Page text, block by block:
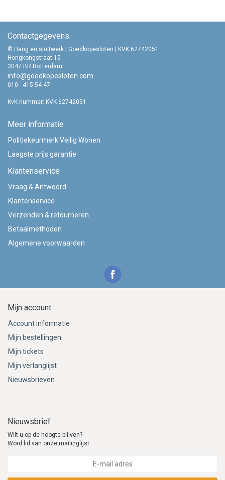
Contactgegevens
© Hang en sluitwerk | Goedkopesloten | KVK 62742051
Hongkongstraat 15
3047 BR Rotterdam
info@goedkopesloten.com
010 - 415 54 47
KvK nummer: KVK 62742051
Meer informatie
Politiekeurmerk Veilig Wonen
Laagste prijs garantie
Klantenservice
Vraag & Antwoord
Klantenservice
Verzenden & retourneren
Betaalmethoden
Algemene voorwaarden
Mijn account
Account informatie
Mijn bestellingen
Mijn tickets
Mijn verlanglijst
Nieuwsbrieven
Nieuwsbrief
Wilt u op de hoogte blijven?
Word lid van onze mailinglijst: